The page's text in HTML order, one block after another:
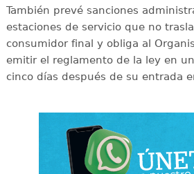
También prevé sanciones
estaciones de servicio que no
consumidor final y obliga al
emitir el reglamento de la ley en
cinco días después de su entrada